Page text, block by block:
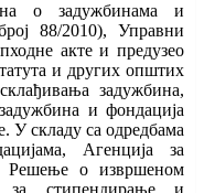
о задужбинама и
88/2010), Управни
акте и предузео
и других општих
задужбина,
и фондација
У складу са одредбама
Агенција за
Решење о извршеном
за стипендирање и